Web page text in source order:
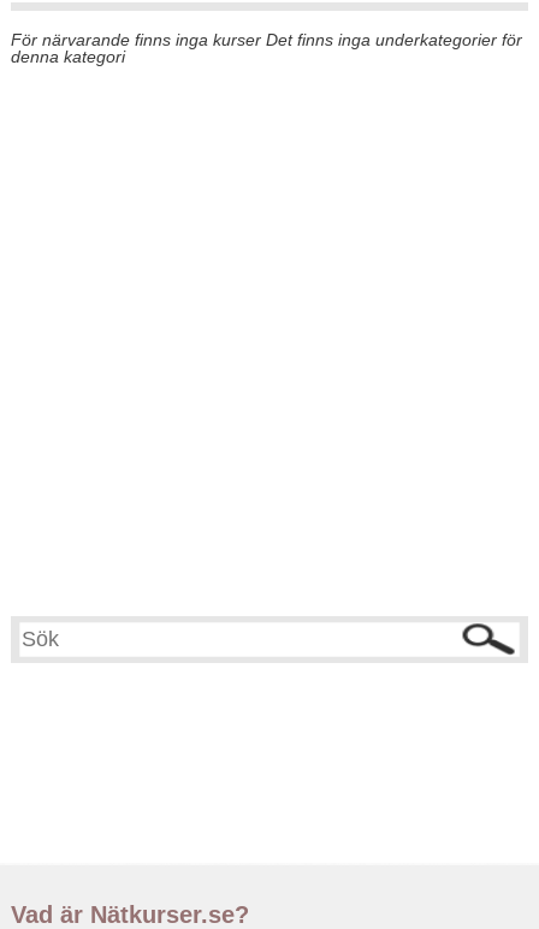
För närvarande finns inga kurser Det finns inga underkategorier för
denna kategori
Vad är Nätkurser.se?